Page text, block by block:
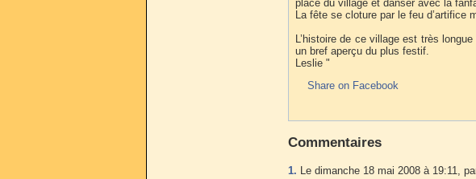
place du village et danser avec la
La fête se cloture par le feu d’artifice
L’histoire de ce village est très
un bref aperçu du plus festif.
Leslie "
Share on Facebook
Commentaires
1. Le dimanche 18 mai 2008 à 19:11,